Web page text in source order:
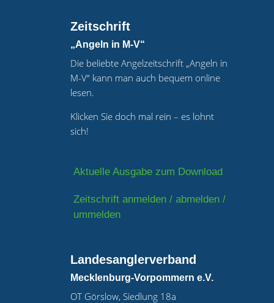
Zeitschrift
„Angeln in M-V“
Die beliebte Angelzeitschrift „Angeln in
M-V“ kann man auch bequem online
lesen.
Klicken Sie doch mal rein – es lohnt
sich!
Aktuelle Ausgabe zum Download
Zeitschrift anmelden / abmelden /
ummelden
Landesanglerverband
Mecklenburg-Vorpommern e.V.
OT Görslow, Siedlung 18a